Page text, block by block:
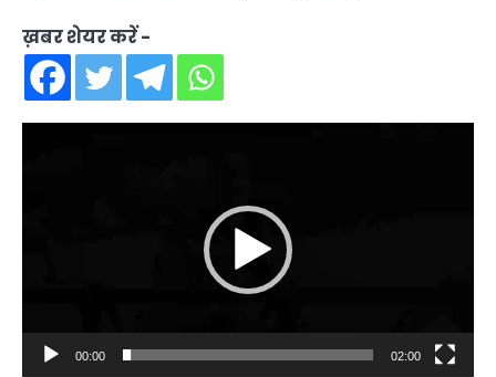
ख़बर शेयर करें -
00:00 02:00